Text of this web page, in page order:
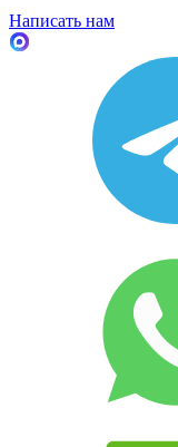
Написать нам